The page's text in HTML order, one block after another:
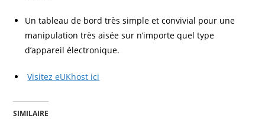
Un tableau de bord très simple et convivial pour une
manipulation très aisée sur n’importe quel type
d’appareil électronique.
Visitez eUKhost ici
SIMILAIRE